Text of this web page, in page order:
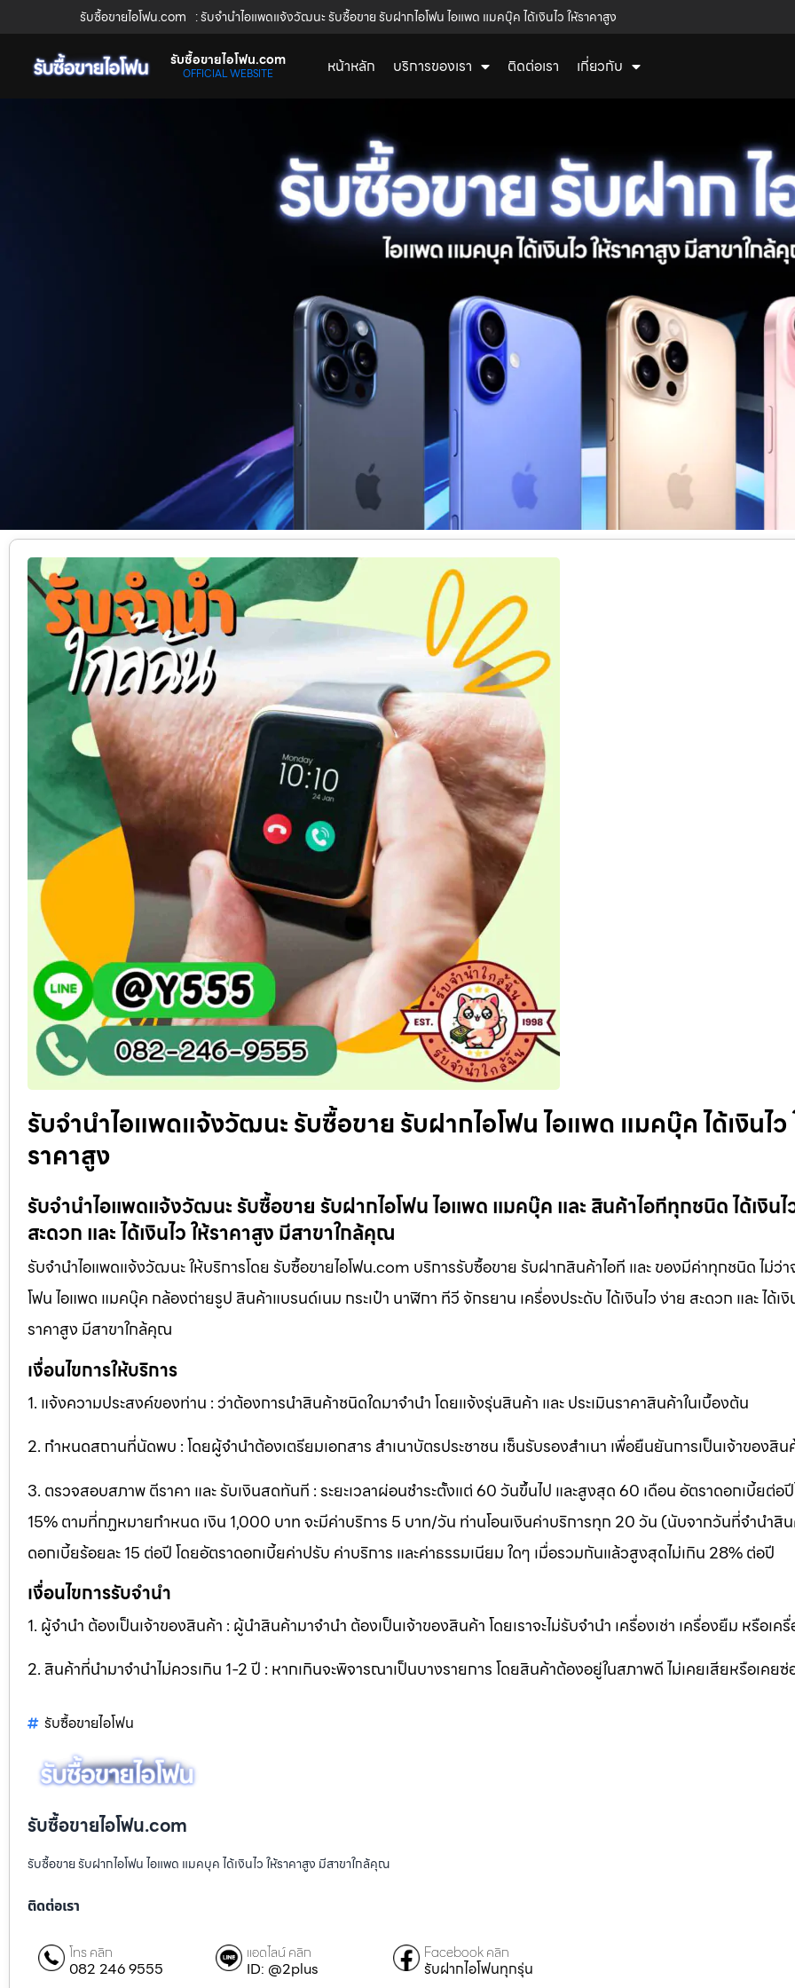
รับซื้อขายไอโฟน.com : รับจำนำไอแพดแจ้งวัฒนะ รับซื้อขาย รับฝากไอโฟน ไอแพด แมคบุ๊ค ได้เงินไว ให้ราคาสูง
รับซื้อขายไอโฟน.com
OFFICIAL WEBSITE หน้าหลัก บริการของเรา ติดต่อเรา เกี่ยวกับ
รับจำนำไอแพดแจ้งวัฒนะ รับซื้อขาย รับฝากไอโฟน ไอแพด แมคบุ๊ค ได้เงินไว
ราคาสูง
รับจำนำไอแพดแจ้งวัฒนะ รับซื้อขาย รับฝากไอโฟน ไอแพด แมคบุ๊ค และ สินค้าไอทีทุกชนิด ได้เงินไ
สะดวก และ ได้เงินไว ให้ราคาสูง มีสาขาใกล้คุณ
รับจำนำไอแพดแจ้งวัฒนะ ให้บริการโดย รับซื้อขายไอโฟน.com บริการรับซื้อขาย รับฝากสินค้าไอที และ ของมีค่าทุกชนิด ไม่ว่า
โฟน ไอแพด แมคบุ๊ค กล้องถ่ายรูป สินค้าแบรนด์เนม กระเป๋า นาฬิกา ทีวี จักรยาน เครื่องประดับ ได้เงินไว ง่าย สะดวก และ ได้เงิ
ราคาสูง มีสาขาใกล้คุณ
เงื่อนไขการให้บริการ
1. แจ้งความประสงค์ของท่าน : ว่าต้องการนำสินค้าชนิดใดมาจำนำ โดยแจ้งรุ่นสินค้า และ ประเมินราคาสินค้าในเบื้องต้น
2. กำหนดสถานที่นัดพบ : โดยผู้จำนำต้องเตรียมเอกสาร สำเนาบัตรประชาชน เซ็นรับรองสำเนา เพื่อยืนยันการเป็นเจ้าของสิน
3. ตรวจสอบสภาพ ตีราคา และ รับเงินสดทันที : ระยะเวลาผ่อนชำระตั้งแต่ 60 วันขึ้นไป และสูงสุด 60 เดือน อัตราดอกเบี้ยต่อ
15% ตามที่กฏหมายกำหนด เงิน 1,000 บาท จะมีค่าบริการ 5 บาท/วัน ท่านโอนเงินค่าบริการทุก 20 วัน (นับจากวันที่จำนำสิ
ดอกเบี้ยร้อยละ 15 ต่อปี โดยอัตราดอกเบี้ยค่าปรับ ค่าบริการ และค่าธรรมเนียม ใดๆ เมื่อรวมกันแล้วสูงสุดไม่เกิน 28% ต่อปี
เงื่อนไขการรับจำนำ
1. ผู้จำนำ ต้องเป็นเจ้าของสินค้า : ผู้นำสินค้ามาจำนำ ต้องเป็นเจ้าของสินค้า โดยเราจะไม่รับจำนำ เครื่องเช่า เครื่องยืม หรือเค
2. สินค้าที่นำมาจำนำไม่ควรเกิน 1-2 ปี : หากเกินจะพิจารณาเป็นบางรายการ โดยสินค้าต้องอยู่ในสภาพดี ไม่เคยเสียหรือเคย
รับซื้อขายไอโฟน
รับซื้อขายไอโฟน.com
รับซื้อขาย รับฝากไอโฟน ไอแพด แมคบุค ได้เงินไว ให้ราคาสูง มีสาขาใกล้คุณ
ติดต่อเรา
โทร คลิก
082 246 9555
แอดไลน์ คลิก
ID: @2plus
Facebook คลิก
รับฝากไอโฟนทุกรุ่น